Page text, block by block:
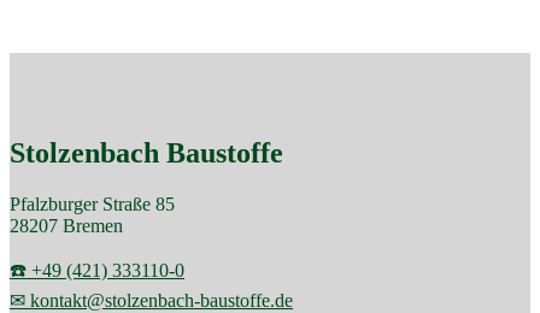
Stolzenbach Baustoffe
Pfalzburger Straße 85
28207 Bremen
☎️ +49 (421) 333110-0
✉ kontakt@stolzenbach-baustoffe.de